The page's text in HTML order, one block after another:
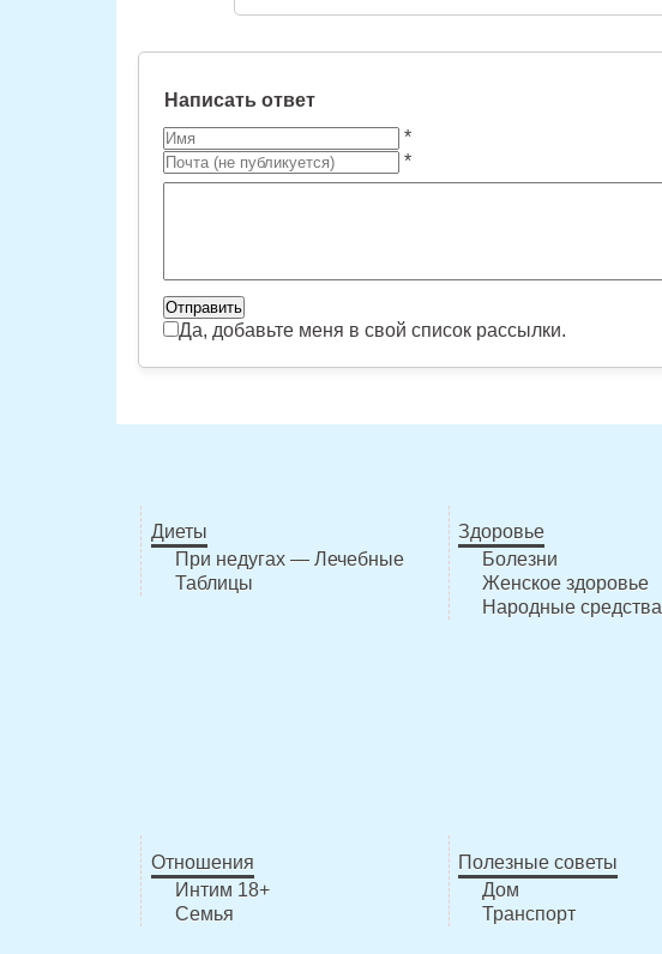
Написать ответ
*
*
Да, добавьте меня в свой список рассылки.
Диеты
При недугах — Лечебные
Таблицы
Здоровье
Болезни
Женское здоровье
Народные средства
Отношения
Интим 18+
Семья
Полезные советы
Дом
Транспорт